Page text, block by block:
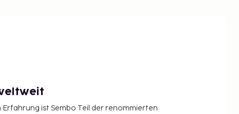
Erfahrung ist Sembo Teil der renommierten